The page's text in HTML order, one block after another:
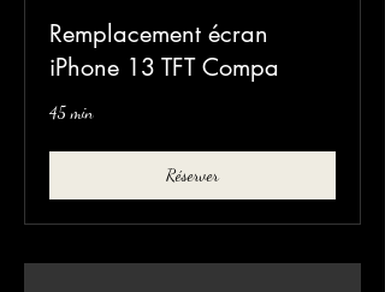
Remplacement écran
iPhone 13 TFT Compa
45 min
Réserver